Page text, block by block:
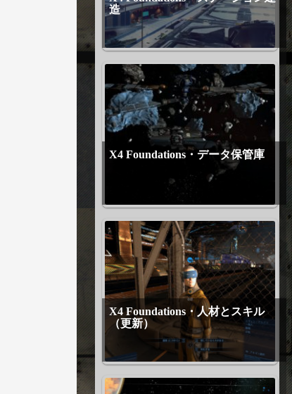
造
X4 Foundations・データ保管庫
X4 Foundations・人材とスキル
（更新）